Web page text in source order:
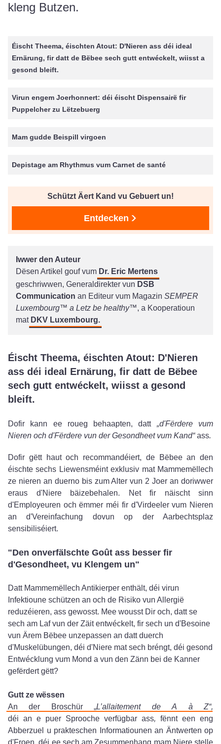
kleng Butzen.
Éischt Theema, éischten Atout: D'Nieren ass déi ideal
Ernärung, fir datt de Bëbee sech gutt entwéckelt, wiisst a
gesond bleift.
Virun engem Joerhonnert: déi éischt Dispensairë fir
Puppelcher zu Lëtzebuerg
Mam gudde Beispill virgoen
Depistage am Rhythmus vum Carnet de santé
Schützt Äert Kand vu Gebuert un!
Entdecken
Iwwer den Auteur
Dësen Artikel gouf vum Dr. Eric Mertens
geschriwwen, Generaldirekter vun DSB
Communication an Editeur vum Magazin SEMPER
Luxembourg™ a Letz be healthy™, a Kooperatioun
mat DKV Luxembourg.
Éischt Theema, éischten Atout: D'Nieren
ass déi ideal Ernärung, fir datt de Bëbee
sech gutt entwéckelt, wiisst a gesond
bleift.
Dofir kann ee roueg behaapten, datt „d'Fërdere vum
Nieren och d'Fërdere vun der Gesondheet vum Kand“ass.
Dofir gëtt haut och recommandéiert, de Bëbee an den
éischte sechs Liewensméint exklusiv mat Mammemëllech
ze nieren an duerno bis zum Alter vun 2 Joer an doriwwer
eraus d'Niere bäizebehalen. Net fir näischt sinn
d'Employeuren och ëmmer méi fir d'Virdeeler vum Nieren
an d'Vereinfachung dovun op der Aarbechtsplaz
sensibiliséiert.
"Den onverfälschte Goût ass besser fir
d'Gesondheet, vu Klengem un"
Datt Mammemëllech Antikierper enthält, déi virun
Infektioune schützen an och de Risiko vun Allergië
reduzéieren, ass gewosst. Mee wousst Dir och, datt se
sech am Laf vun der Zäit entwéckelt, fir sech un d'Besoine
vun Ärem Bëbee unzepassen an datt duerch
d'Muskelübungen, déi d'Niere mat sech bréngt, déi gesond
Entwécklung vum Mond a vun den Zänn bei de Kanner
gefërdert gëtt?
Gutt ze wëssen
An der Broschür „L’allaitement de A à Z“,
déi an e puer Sprooche verfügbar ass, fënnt een eng
Abberzuel u prakteschen Informatiounen an Äntwerten op
d'Froen, déi ee sech am Zesummenhang mam Niere stelle